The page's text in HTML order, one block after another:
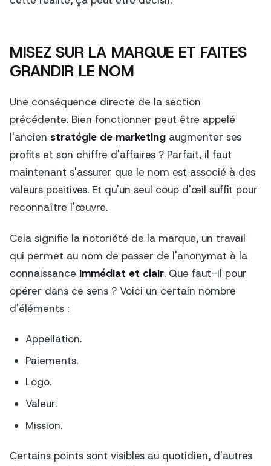
MISEZ SUR LA MARQUE ET FAITES
GRANDIR LE NOM
Une conséquence directe de la section
précédente. Bien fonctionner peut être appelé
l'ancien stratégie de marketing augmenter ses
profits et son chiffre d'affaires ? Parfait, il faut
maintenant s'assurer que le nom est associé à des
valeurs positives. Et qu'un seul coup d'œil suffit pour
reconnaître l'œuvre.
Cela signifie la notoriété de la marque, un travail
qui permet au nom de passer de l'anonymat à la
connaissance immédiat et clair. Que faut-il pour
opérer dans ce sens ? Voici un certain nombre
d'éléments :
Appellation.
Paiements.
Logo.
Valeur.
Mission.
Certains points sont visibles au quotidien, d'autres